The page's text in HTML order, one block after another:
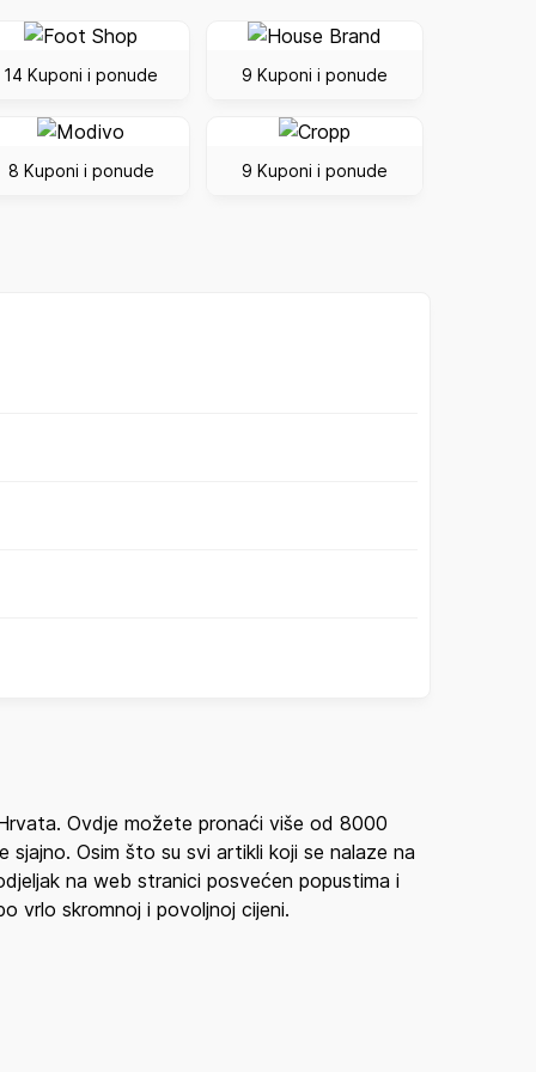
14 Kuponi i ponude 9 Kuponi i ponude
8 Kuponi i ponude 9 Kuponi i ponude
Ovdje možete pronaći više od 8000
Osim što su svi artikli koji se nalaze na
na web stranici posvećen popustima i
vrlo skromnoj i povoljnoj cijeni.